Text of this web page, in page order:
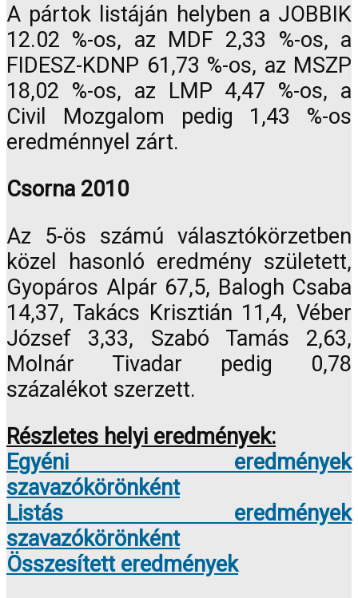
A pártok listáján helyben a JOBBIK
12.02 %-os, az MDF 2,33 %-os, a
FIDESZ-KDNP 61,73 %-os, az MSZP
18,02 %-os, az LMP 4,47 %-os, a
Civil Mozgalom pedig 1,43 %-os
eredménnyel zárt.
Csorna 2010
Az 5-ös számú választókörzetben
közel hasonló eredmény született,
Gyopáros Alpár 67,5, Balogh Csaba
14,37, Takács Krisztián 11,4, Véber
József 3,33, Szabó Tamás 2,63,
Molnár Tivadar pedig 0,78
százalékot szerzett.
Részletes helyi eredmények:
Egyéni eredmények
szavazókörönként
Listás eredmények
szavazókörönként
Összesített eredmények